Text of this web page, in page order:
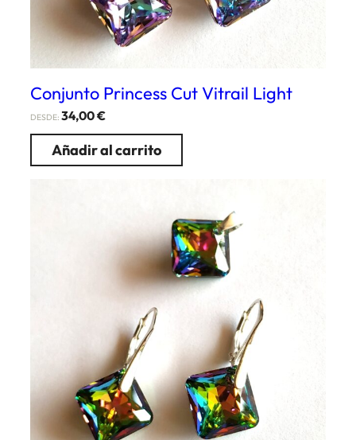
Conjunto Princess Cut Vitrail Light
DESDE: 34,00€
Añadir al carrito